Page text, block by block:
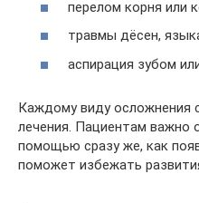
перелом корня или
травмы дёсен,
аспирация зубом
Каждому виду осложнения
лечения. Пациентам важно
помощью сразу же, как
поможет избежать